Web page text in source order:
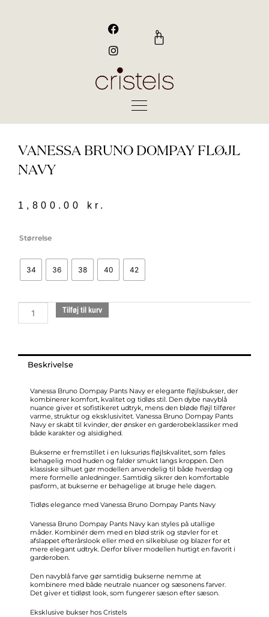
F
a
c
e
b
o
I
n
s
t
a
g
0
Kurv
VANESSA BRUNO DOMPAY FLØJL
NAVY
1,800.00 kr.
Størrelse
34 36 38 40 42
dompay
fløjl
Tilføj til kurv
Beskrivelse
Vanessa Bruno Dompay Pants Navy er elegante fløjlsbukser, der
kombinerer komfort, kvalitet og tidløs stil. Den dybe navyblå
nuance giver et sofistikeret udtryk, mens den bløde fløjl tilfører
varme, struktur og eksklusivitet. Vanessa Bruno Dompay Pants
Navy er skabt til kvinder, der ønsker en garderobeklassiker med
både karakter og alsidighed.
Bukserne er fremstillet i en luksuriøs fløjlskvalitet, som føles
behagelig mod huden og falder smukt langs kroppen. Den
klassiske silhuet gør modellen anvendelig til både hverdag og
mere formelle anledninger. Samtidig sikrer den komfortable
pasform, at bukserne er behagelige at bruge hele dagen.
Tidløs elegance med Vanessa Bruno Dompay Pants Navy
Vanessa Bruno Dompay Pants Navy kan styles på utallige
måder. Kombinér dem med en blød strik og støvler for et
afslappet efterårslook eller med en silkebluse og blazer for et
mere elegant udtryk. Derfor bliver modellen hurtigt en favorit i
garderoben.
Den navyblå farve gør samtidig bukserne nemme at
kombinere med både neutrale nuancer og sæsonens farver.
Det giver et tidløst look, som fungerer sæson efter sæson.
Eksklusive bukser hos Cristels